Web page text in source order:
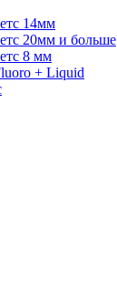
14мм
20мм и больше
8 мм
+ Liquid